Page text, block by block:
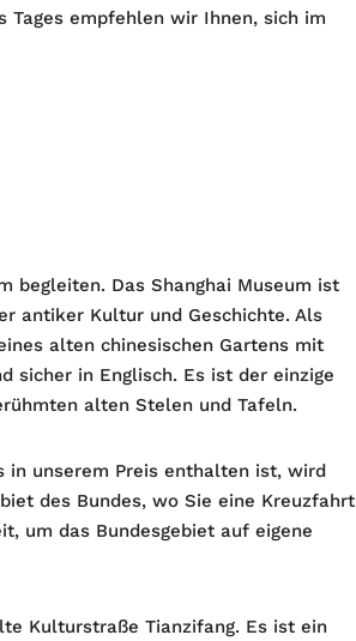
Tages empfehlen wir Ihnen, sich im
begleiten. Das Shanghai Museum ist
antiker Kultur und Geschichte. Als
alten chinesischen Gartens mit
sicher in Englisch. Es ist der einzige
alten Stelen und Tafeln.
in unserem Preis enthalten ist, wird
des Bundes, wo Sie eine Kreuzfahrt
um das Bundesgebiet auf eigene
Kulturstraße Tianzifang. Es ist ein